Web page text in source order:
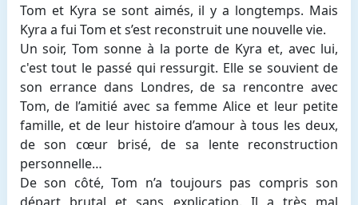
Tom et Kyra se sont aimés, il y a longtemps. Mais
Kyra a fui Tom et s’est reconstruit une nouvelle vie.
Un soir, Tom sonne à la porte de Kyra et, avec lui,
c'est tout le passé qui ressurgit. Elle se souvient de
son errance dans Londres, de sa rencontre avec
Tom, de l’amitié avec sa femme Alice et leur petite
famille, et de leur histoire d’amour à tous les deux,
de son cœur brisé, de sa lente reconstruction
personnelle…
De son côté, Tom n’a toujours pas compris son